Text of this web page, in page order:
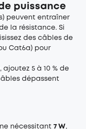
puissance
peuvent entraîner
la résistance. Si
des câbles de
Cat6a) pour
5 à 10 % de
dépassent
nécessitant 7 W,